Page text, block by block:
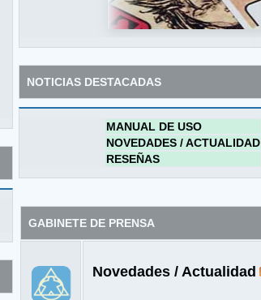
NOTICIAS DESTACADAS
MANUAL DE USO
NOVEDADES / ACTUALIDAD
RESEÑAS
GABINETE DE PRENSA
Novedades / Actualidad